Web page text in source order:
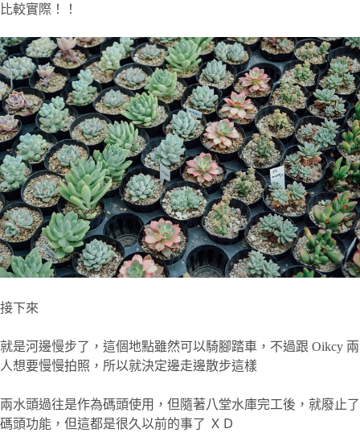
比較實際！！
接下來
就是河邊慢步了，這個地點雖然可以騎腳踏車，不過跟 Oikcy 兩
人想要慢慢拍照，所以就決定邊走邊散步這樣
兩水頭過往是作為碼頭使用，但隨著八堂水庫完工後，就廢止了
碼頭功能，但這都是很久以前的事了 ＸＤ